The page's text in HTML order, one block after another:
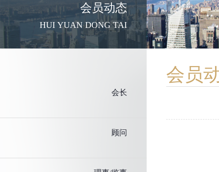
会员动态
HUI YUAN DONG TAI
会长
顾问
会员